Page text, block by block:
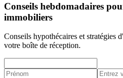
Conseils hebdomadaires
immobiliers
Conseils hypothécaires et stratégies
votre boîte de réception.